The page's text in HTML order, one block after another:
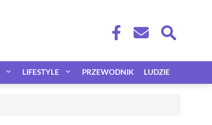
LIFESTYLE PRZEWODNIK LUDZIE